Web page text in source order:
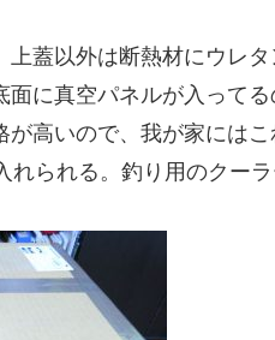
蓋以外は断熱材にウレ
面に真空パネルが入って
が高いので、我が家には
られる。釣り用のクー